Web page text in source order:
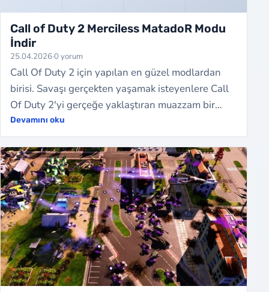
Call of Duty 2 Merciless MatadoR Modu
İndir
25.04.2026·0 yorum
Call Of Duty 2 için yapılan en güzel modlardan
birisi. Savaşı gerçekten yaşamak isteyenlere Call
Of Duty 2'yi gerçeğe yaklaştıran muazzam bir
topluluk yapımı mod Merciless Matador…
Devamını oku